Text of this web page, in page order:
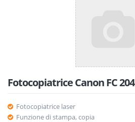
Fotocopiatrice Canon FC 204
Fotocopiatrice laser
Funzione di stampa, copia